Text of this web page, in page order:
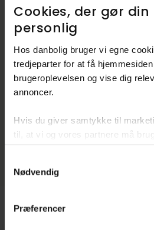
Cookies, der gør
personlig​
Hos danbolig bruger vi egne
tredjeparter for at få
brugeroplevelsen og vise dig
annoncer.​
Hvis du giver samtykke til
til, at vi og vores partnere må
danbolig.dk. Vi kan kombinere
andre data og anvende dem til
Selection
Nødvendig
Præferencer